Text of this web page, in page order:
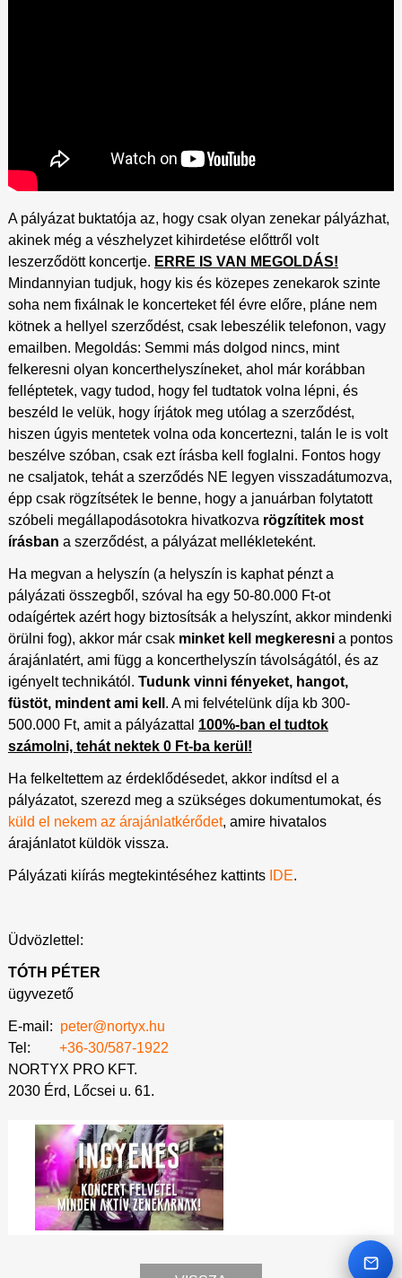
A pályázat buktatója az, hogy csak olyan zenekar pályázhat,
akinek még a vészhelyzet kihirdetése előttről volt
leszerződött koncertje. ERRE IS VAN MEGOLDÁS!
Mindannyian tudjuk, hogy kis és közepes zenekarok szinte
soha nem fixálnak le koncerteket fél évre előre, pláne nem
kötnek a hellyel szerződést, csak lebeszélik telefonon, vagy
emailben. Megoldás: Semmi más dolgod nincs, mint
felkeresni olyan koncerthelyszíneket, ahol már korábban
felléptetek, vagy tudod, hogy fel tudtatok volna lépni, és
beszéld le velük, hogy írjátok meg utólag a szerződést,
hiszen úgyis mentetek volna oda koncertezni, talán le is volt
beszélve szóban, csak ezt írásba kell foglalni. Fontos hogy
ne csaljatok, tehát a szerződés NE legyen visszadátumozva,
épp csak rögzítsétek le benne, hogy a januárban folytatott
szóbeli megállapodásotokra hivatkozva rögzítitek most
írásban a szerződést, a pályázat mellékleteként.
Ha megvan a helyszín (a helyszín is kaphat pénzt a
pályázati összegből, szóval ha egy 50-80.000 Ft-ot
odaígértek azért hogy biztosítsák a helyszínt, akkor mindenki
örülni fog), akkor már csak minket kell megkeresnia pontos
árajánlatért, ami függ a koncerthelyszín távolságától, és az
igényelt technikától. Tudunk vinni fényeket, hangot,
füstöt, mindent ami kell . A mi felvételünk díja kb 300-
500.000 Ft, amit a pályázattal 100%-ban el tudtok
számolni, tehát nektek 0 Ft-ba kerül!
Ha felkeltettem az érdeklődésedet, akkor indítsd el a
pályázatot, szerezd meg a szükséges dokumentumokat, és
küld el nekem az árajánlatkérődet, amire hivatalos
árajánlatot küldök vissza.
Pályázati kiírás megtekintéséhez kattints IDE.
Üdvözlettel:
TÓTH PÉTER
ügyvezető
E-mail: peter@nortyx.hu
Tel: +36-30/587-1922
NORTYX PRO KFT.
2030 Érd, Lőcsei u. 61.